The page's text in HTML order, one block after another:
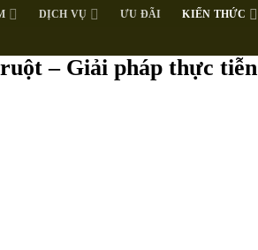
DỊCH VỤ ƯU ĐÃI KIẾN THỨC
– Giải pháp thực tiễn